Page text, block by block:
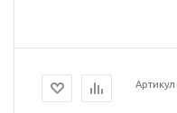
Артикул